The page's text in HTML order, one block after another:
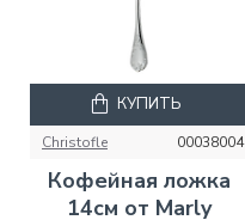
Christofle 00038004
Кофейная ложка
14см от Marly
КУПИТЬ